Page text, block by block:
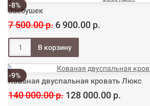
-8%
Заебушек
7 500.00 р. 6 900.00 р.
-9%
Кованая двуспальная кровать Люкс
140 000.00 р. 128 000.00 р.